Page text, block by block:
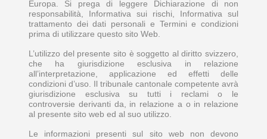
Europa. Si prega di leggere Dichiarazione di non
responsabilità, Informativa sui rischi, Informativa sul
trattamento dei dati personali e Termini e condizioni
prima di utilizzare questo sito Web.
L’utilizzo del presente sito è soggetto al diritto svizzero,
che ha giurisdizione esclusiva in relazione
all’interpretazione, applicazione ed effetti delle
condizioni d’uso. Il tribunale cantonale competente avrà
giurisdizione esclusiva su tutti i reclami o le
controversie derivanti da, in relazione a o in relazione
al presente sito web ed al suo utilizzo.
Le informazioni presenti sul sito web non devono